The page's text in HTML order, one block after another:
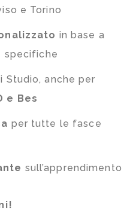
e Torino
in base a
specifiche
Studio, anche per
e Bes
per tutte le fasce
sull’apprendimento